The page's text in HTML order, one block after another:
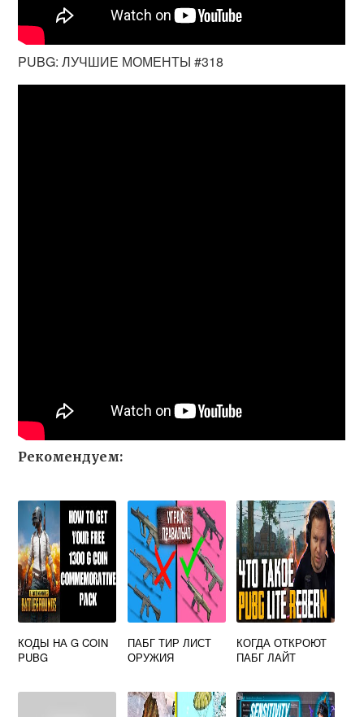
PUBG: ЛУЧШИЕ МОМЕНТЫ #318
Рекомендуем:
КОДЫ НА G COIN
PUBG
ПАБГ ТИР ЛИСТ
ОРУЖИЯ
КОГДА ОТКРОЮТ
ПАБГ ЛАЙТ